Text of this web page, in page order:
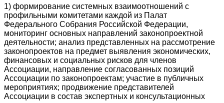
1) формирование системных взаимоотношений с
профильными комитетами каждой из Палат
Федерального Собрания Российской Федерации,
мониторинг основных направлений законопроектной
деятельности; анализ представленных на рассмотрение
законопроектов на предмет выявления экономических,
финансовых и социальных рисков для членов
Ассоциации, направление согласованных позиций
Ассоциации по законопроектам; участие в публичных
мероприятиях; продвижение представителей
Ассоциации в состав экспертных и консультационных